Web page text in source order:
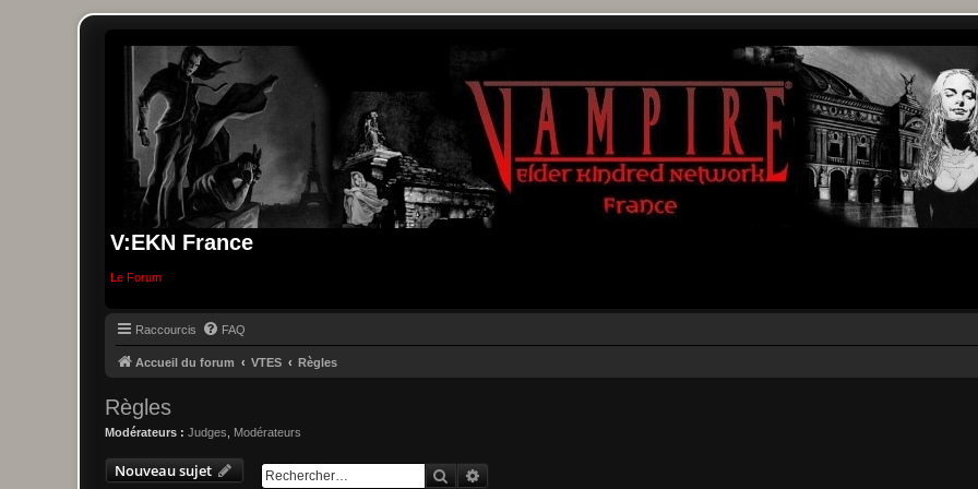
V:EKN France
Le Forum
Raccourcis FAQ
Accueil du forum VTES Règles
Règles
Modérateurs : Judges Modérateurs
Nouveau sujet Rechercher